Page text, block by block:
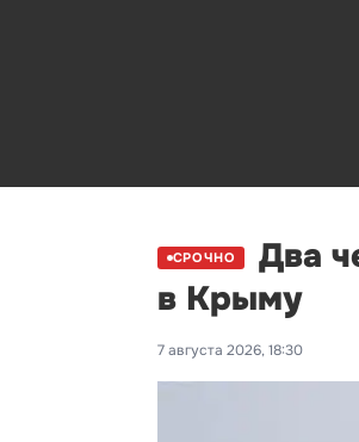
СРОЧНО
Два
в Крыму
7 августа 2026, 18:30